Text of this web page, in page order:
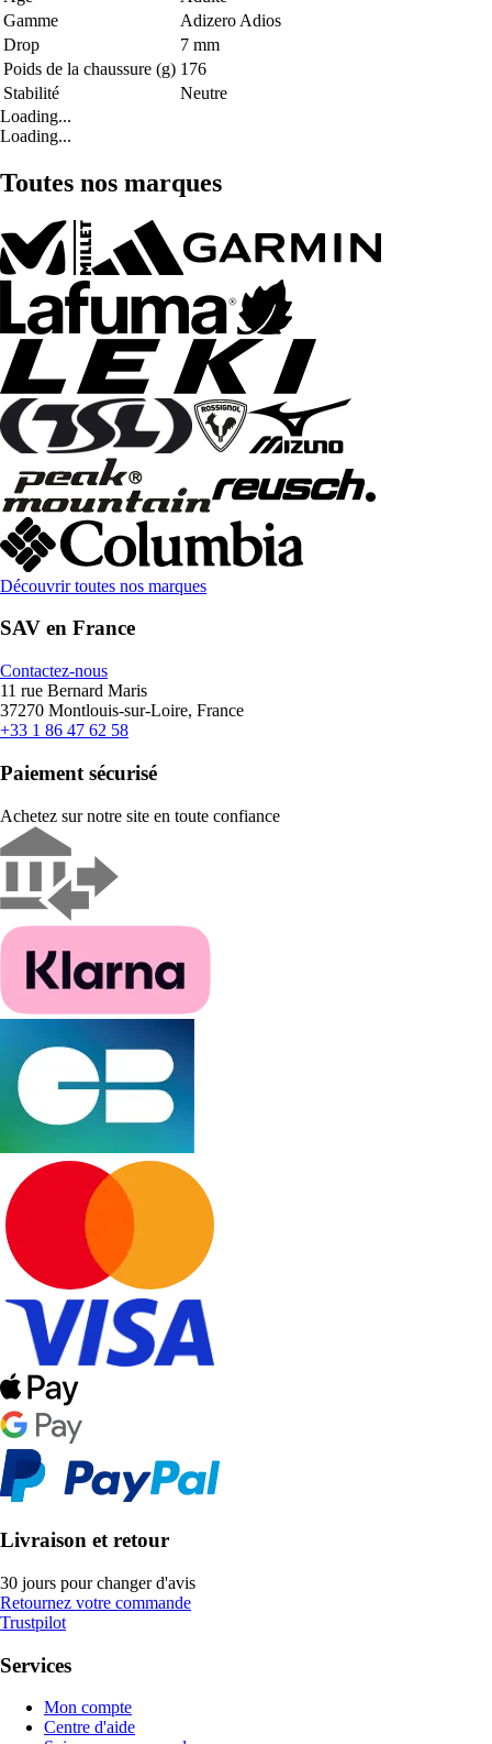
Gamme
Adizero Adios
Drop
7 mm
Poids de la chaussure (g) 176
Stabilité
Neutre
Loading...
Loading...
Toutes nos marques
Découvrir toutes nos marques
SAV en France
Contactez-nous
11 rue Bernard Maris
37270 Montlouis-sur-Loire, France
+33 1 86 47 62 58
Paiement sécurisé
Achetez sur notre site en toute confiance
Livraison et retour
30 jours pour changer d'avis
Retournez votre commande
Trustpilot
Services
Mon compte
Centre d'aide